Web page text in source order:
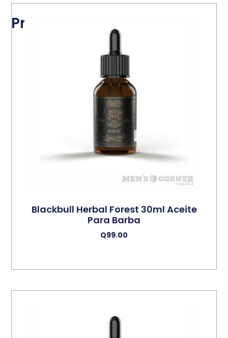
Productos relacionados
Blackbull Herbal Forest 30ml Aceite
Para Barba
Q99.00